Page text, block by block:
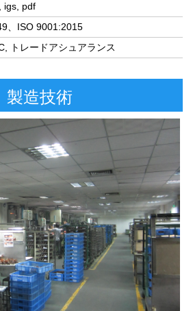
igs, pdf
、ISO 9001:2015
トレードアシュアランス
製造技術